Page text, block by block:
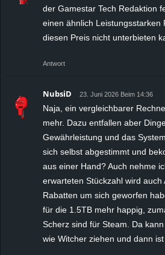
der Gamestar Tech Redaktion
einen ähnlich Leistungsstarken
diesen Preis nicht unterbieten
Antwort
NubsiD 23. Juni 2026 Beim 14:36
Naja, ein vergleichbarer
mehr. Dazu entfallen aber
Gewährleistung und das
sich selbst abgestimmt und
aus einer Hand? Auch nehme
erwarteten Stückzahl wird
Rabatten um sich geworfen
für die 1.5TB mehr happig,
Scherz sind für Steam. Da
wie Witcher ziehen und dann ist